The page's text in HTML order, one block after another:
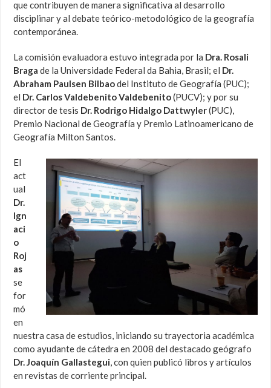
que contribuyen de manera significativa al desarrollo
disciplinar y al debate teórico-metodológico de la geografía
contemporánea.
La comisión evaluadora estuvo integrada por la Dra. Rosali
Braga de la Universidade Federal da Bahia, Brasil; el Dr.
Abraham Paulsen Bilbaodel Instituto de Geografía (PUC);
el Dr. Carlos Valdebenito Valdebenito(PUCV); y por su
director de tesis Dr. Rodrigo Hidalgo Dattwyler(PUC),
Premio Nacional de Geografía y Premio Latinoamericano de
Geografía Milton Santos.
El
act
ual
Dr.
Ign
aci
o
Roj
as
se
for
mó
en
nuestra casa de estudios, iniciando su trayectoria académica
como ayudante de cátedra en 2008 del destacado geógrafo
Dr. Joaquín Gallastegui, con quien publicó libros y artículos
en revistas de corriente principal.